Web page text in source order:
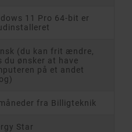
11 Pro 64-bit er
(du kan frit ændre,
du ønsker at have
på et andet
fra Billigteknik
Star